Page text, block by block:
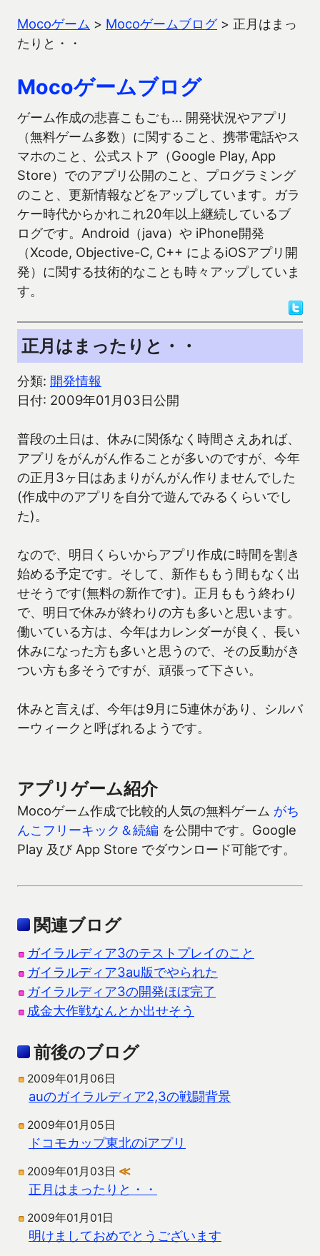
Mocoゲーム > Mocoゲームブログ> 正月はまっ
たりと・・
Mocoゲームブログ
ゲーム作成の悲喜こもごも… 開発状況やアプリ
（無料ゲーム多数）に関すること、携帯電話やス
マホのこと、公式ストア（Google Play, App
Store）でのアプリ公開のこと、プログラミング
のこと、更新情報などをアップしています。ガラ
ケー時代からかれこれ20年以上継続しているブ
ログです。Android（java）や iPhone開発
（Xcode, Objective-C, C++ によるiOSアプリ開
発）に関する技術的なことも時々アップしていま
す。
正月はまったりと・・
分類: 開発情報
日付: 2009年01月03日公開
普段の土日は、休みに関係なく時間さえあれば、
アプリをがんがん作ることが多いのですが、今年
の正月3ヶ日はあまりがんがん作りませんでした
(作成中のアプリを自分で遊んでみるくらいでし
た)。
なので、明日くらいからアプリ作成に時間を割き
始める予定です。そして、新作ももう間もなく出
せそうです(無料の新作です)。正月ももう終わり
で、明日で休みが終わりの方も多いと思います。
働いている方は、今年はカレンダーが良く、長い
休みになった方も多いと思うので、その反動がき
つい方も多そうですが、頑張って下さい。
休みと言えば、今年は9月に5連休があり、シルバ
ーウィークと呼ばれるようです。
アプリゲーム紹介
Mocoゲーム作成で比較的人気の無料ゲーム がち
んこフリーキック＆続編 を公開中です。Google
Play 及び App Store でダウンロード可能です。
関連ブログ
ガイラルディア3のテストプレイのこと
ガイラルディア3au版でやられた
ガイラルディア3の開発ほぼ完了
成金大作戦なんとか出せそう
前後のブログ
2009年01月06日
auのガイラルディア2,3の戦闘背景
2009年01月05日
ドコモカップ東北のiアプリ
2009年01月03日 ≪
正月はまったりと・・
2009年01月01日
明けましておめでとうございます